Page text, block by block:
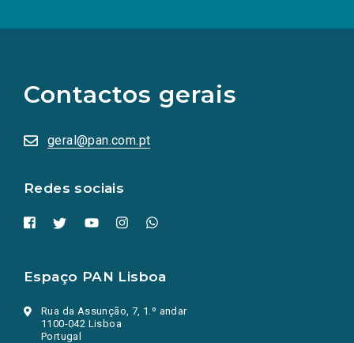
Contactos gerais
geral@pan.com.pt
Redes sociais
redes
sociais
numa
nova
Espaço PAN Lisboa
Rua da Assunção, 7, 1.º andar
1100-042 Lisboa
Portugal